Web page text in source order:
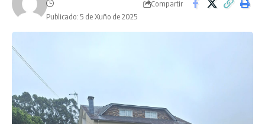
Publicado: 5 de Xuño de 2025
Compartir